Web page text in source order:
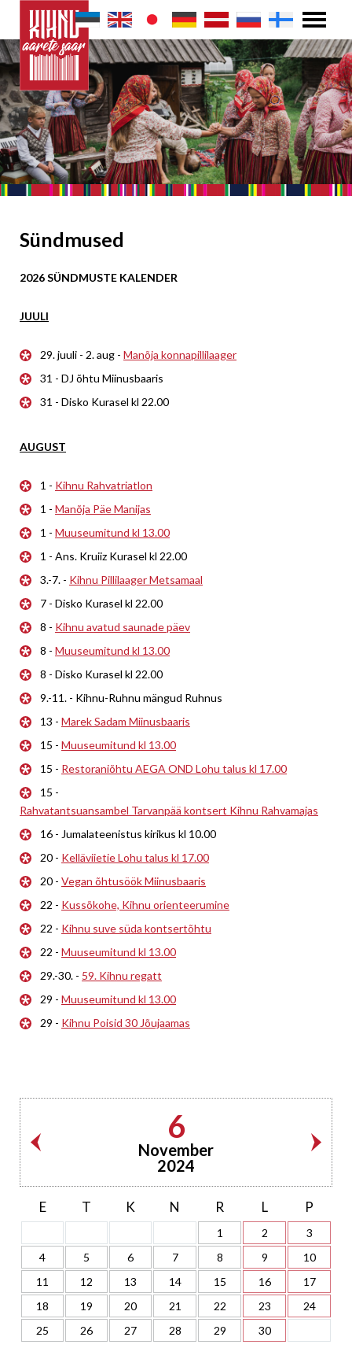
Sündmused
2026 SÜNDMUSTE KALENDER
JUULI
29. juuli - 2. aug - Manõja konnapillilaager
31 - DJ õhtu Miinusbaaris
31 - Disko Kurasel kl 22.00
AUGUST
1 - Kihnu Rahvatriatlon
1 - Manõja Päe Manijas
1 - Muuseumitund kl 13.00
1 - Ans. Kruiiz Kurasel kl 22.00
3.-7. - Kihnu Pillilaager Metsamaal
7 - Disko Kurasel kl 22.00
8 - Kihnu avatud saunade päev
8 - Muuseumitund kl 13.00
8 - Disko Kurasel kl 22.00
9.-11. - Kihnu-Ruhnu mängud Ruhnus
13 - Marek Sadam Miinusbaaris
15 - Muuseumitund kl 13.00
15 - Restoraniõhtu AEGA OND Lohu talus kl 17.00
15 -
Rahvatantsuansambel Tarvanpää kontsert Kihnu Rahvamajas
16 - Jumalateenistus kirikus kl 10.00
20 - Kelläviietie Lohu talus kl 17.00
20 - Vegan õhtusöök Miinusbaaris
22 - Kussõkohe, Kihnu orienteerumine
22 - Kihnu suve süda kontsertõhtu
22 - Muuseumitund kl 13.00
29.-30. - 59. Kihnu regatt
29 - Muuseumitund kl 13.00
29 - Kihnu Poisid 30 Jõujaamas
6
November
2024
E T K N R L P
1 2
3
4
5 6 7 8 9
10
11
12 13 14 15 16
17
18
19 20 21 22 23
24
25
26 27 28 29 30